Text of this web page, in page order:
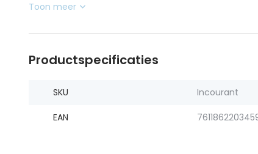
Toon meer
Productspecificaties
SKU Incourant
EAN